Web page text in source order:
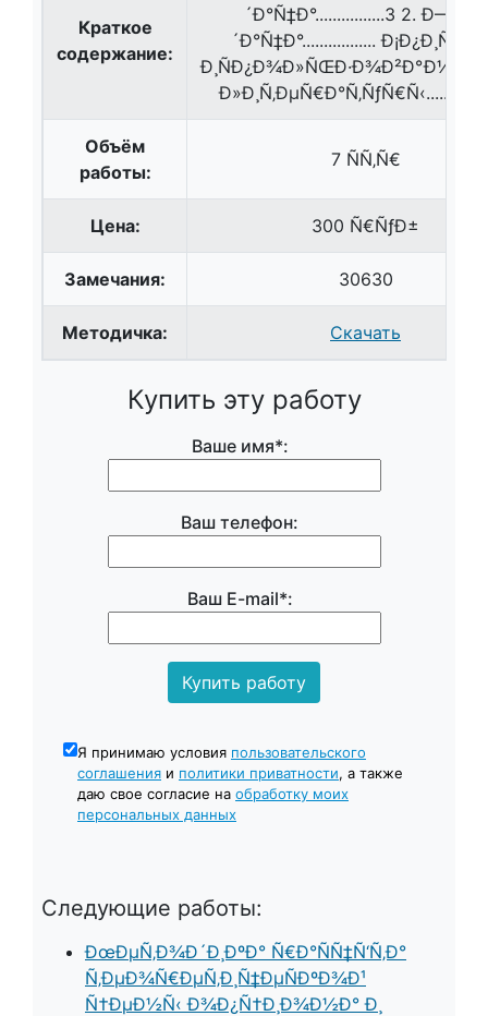
Краткое
содержание:
´Ð°Ñ‡Ð°................3 2. Ð—Ð°Ð
´Ð°Ñ‡Ð°.................
Объём
работы:
7 ÑÑ‚Ñ€
Цена: 300 Ñ€ÑƒÐ±
Замечания: 30630
Методичка: Скачать
Купить эту работу
Ваше имя*:
Ваш телефон:
Ваш E-mail*:
Я принимаю условия пользовательского
соглашения и политики приватности, а также
даю свое согласие на обработку моих
персональных данных
Следующие работы:
ÐœÐµÑ‚Ð¾Ð´Ð¸ÐºÐ° Ñ€Ð°ÑÑ‡Ñ‘Ñ‚Ð°
Ñ‚ÐµÐ¾Ñ€ÐµÑ‚Ð¸Ñ‡ÐµÑÐºÐ¾Ð¹
Ñ†ÐµÐ½Ñ‹ Ð¾Ð¿Ñ†Ð¸Ð¾Ð½Ð° Ð¸